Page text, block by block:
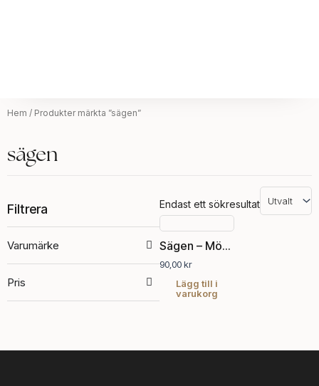
Hem / Produkter märkta ”sägen”
sägen
Filtrera
Varumärke
Pris
Endast ett sökresultat
Sägen – Mönsterhäfte 12
90,00kr
Lägg till i
varukorg